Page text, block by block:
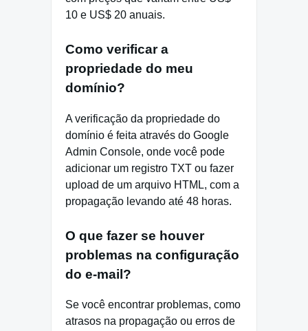
10 e US$ 20 anuais.
Como verificar a
propriedade do meu
domínio?
A verificação da propriedade do
domínio é feita através do Google
Admin Console, onde você pode
adicionar um registro TXT ou fazer
upload de um arquivo HTML, com a
propagação levando até 48 horas.
O que fazer se houver
problemas na configuração
do e-mail?
Se você encontrar problemas, como
atrasos na propagação ou erros de